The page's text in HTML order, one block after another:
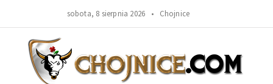
sobota, 8 sierpnia 2026 • Chojnice